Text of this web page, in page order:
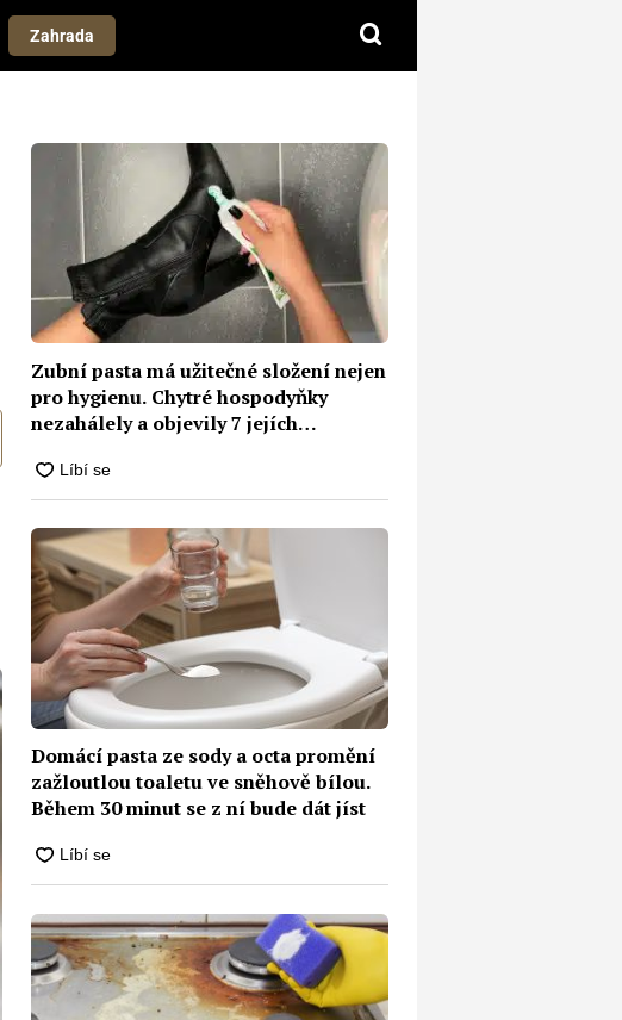
Zahrada
Zubní pasta má užitečné složení nejen
pro hygienu. Chytré hospodyňky
nezahálely a objevily 7 jejích
Domácí pasta ze sody a octa promění
zažloutlou toaletu ve sněhově bílou.
Během 30 minut se z ní bude dát jíst